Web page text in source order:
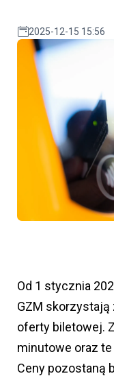
2025-12-15 15:56
Od 1 stycznia
GZM
oferty biletowej.
minutowe oraz te
Ceny pozostaną